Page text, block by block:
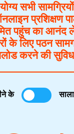
सभी सामग्रियों,
प्रशिक्षण
पहुंच का आनंद
के लिए पठन
करने की
के